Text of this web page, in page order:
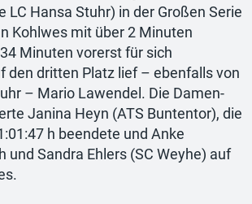
LC Hansa Stuhr) in der Großen Serie
Kohlwes mit über 2 Minuten
Minuten vorerst für sich
den dritten Platz lief – ebenfalls von
– Mario Lawendel. Die Damen-
Janina Heyn (ATS Buntentor), die
h beendete und Anke
und Sandra Ehlers (SC Weyhe) auf